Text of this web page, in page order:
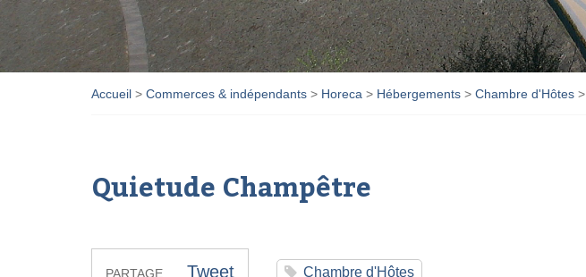
Accueil > Commerces & indépendants > Horeca > Hébergements > Chambre d'Hôtes >
Quietude Champêtre
PARTAGE Tweet Chambre d'Hôtes